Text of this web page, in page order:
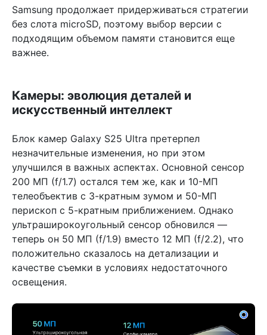
Samsung продолжает придерживаться стратегии
без слота microSD, поэтому выбор версии с
подходящим объемом памяти становится еще
важнее.
Камеры: эволюция деталей и
искусственный интеллект
Блок камер Galaxy S25 Ultra претерпел
незначительные изменения, но при этом
улучшился в важных аспектах. Основной сенсор
200 МП (f/1.7) остался тем же, как и 10-МП
телеобъектив с 3-кратным зумом и 50-МП
перископ с 5-кратным приближением. Однако
ультраширокоугольный сенсор обновился —
теперь он 50 МП (f/1.9) вместо 12 МП (f/2.2), что
положительно сказалось на детализации и
качестве съемки в условиях недостаточного
освещения.